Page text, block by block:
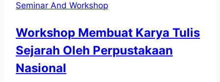
Seminar And Workshop
Workshop Membuat Karya Tulis
Sejarah Oleh Perpustakaan
Nasional